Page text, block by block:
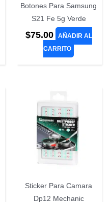
Botones Para Samsung
S21 Fe 5g Verde
$75.00
AÑADIR AL
CARRITO
Sticker Para Camara
Dp12 Mechanic